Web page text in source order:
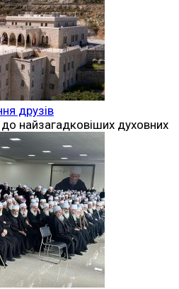
друзів
до найзагадковіших духовних